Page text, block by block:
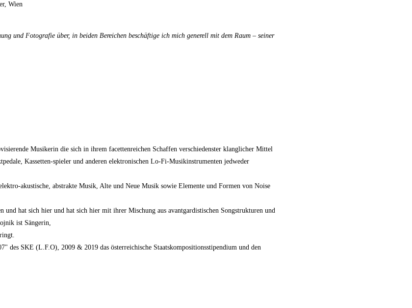
Wien
und Fotografie über, in beiden Bereichen beschäftige ich mich generell mit dem Raum – seiner
Musikerin die sich in ihrem facettenreichen Schaffen verschiedenster klanglicher Mittel
Kassetten-spieler und anderen elektronischen Lo-Fi-Musikinstrumenten jedweder
akustische, abstrakte Musik, Alte und Neue Musik sowie Elemente und Formen von Noise
hat sich hier und hat sich hier mit ihrer Mischung aus avantgardistischen Songstrukturen und
ist Sängerin,
des SKE (L.F.O), 2009 & 2019 das österreichische Staatskompositionsstipendium und den